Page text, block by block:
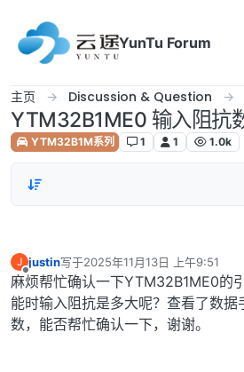
YunTu Forum
主页 Discussion & Question
YTM32B1ME0 输入阻抗
YTM32B1M系列 1 1 1.0k
J
离线
justin写于2025年11月13日 上午9:51
最后由 编辑
麻烦帮忙确认一下YTM32B1ME0的
能时输入阻抗是多大呢？查看了数
数，能否帮忙确认一下，谢谢。